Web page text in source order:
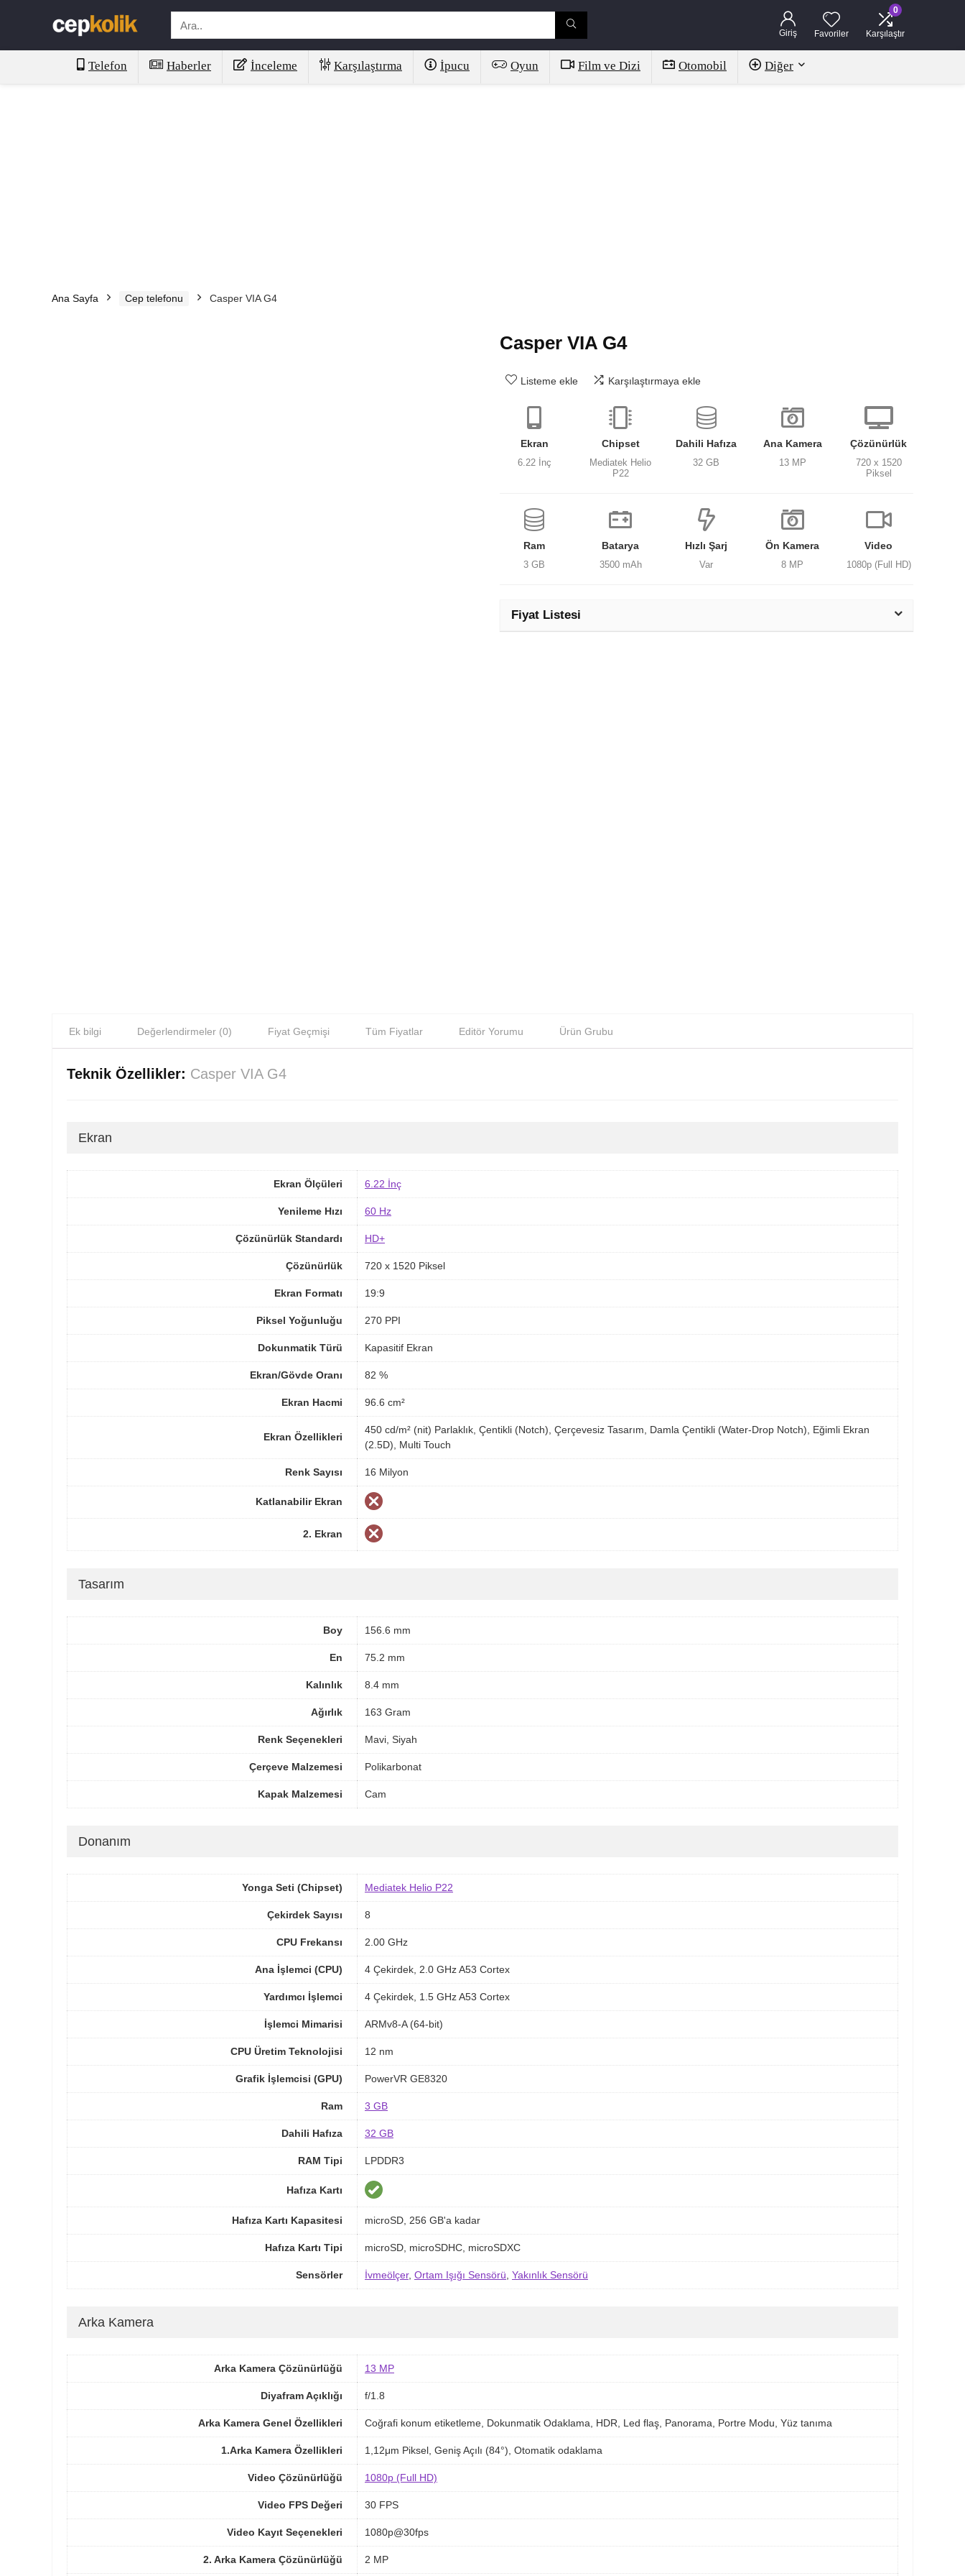
Giriş Favoriler
0
Karşılaştır
Telefon Haberler İnceleme Karşılaştırma İpucu Oyun Film ve Dizi Otomobil Diğer
Ana Sayfa Cep telefonu Casper VIA G4
Casper VIA G4
Listeme ekle Karşılaştırmaya ekle
Ekran
6.22 İnç
Chipset
Mediatek Helio
P22
Dahili Hafıza
32 GB
Ana Kamera
13 MP
Çözünürlük
720 x 1520
Piksel
Ram
3 GB
Batarya
3500 mAh
Hızlı Şarj
Var
Ön Kamera
8 MP
Video
1080p (Full HD)
Fiyat Listesi
Ek bilgi Değerlendirmeler (0) Fiyat Geçmişi Tüm Fiyatlar Editör Yorumu Ürün Grubu
Teknik Özellikler: Casper VIA G4
Ekran
Ekran Ölçüleri 6.22 İnç
Yenileme Hızı 60 Hz
Çözünürlük Standardı HD+
Çözünürlük 720 x 1520 Piksel
Ekran Formatı 19:9
Piksel Yoğunluğu 270 PPI
Dokunmatik Türü Kapasitif Ekran
Ekran/Gövde Oranı 82 %
Ekran Hacmi 96.6 cm²
Ekran Özellikleri
450 cd/m² (nit) Parlaklık, Çentikli (Notch), Çerçevesiz Tasarım, Damla Çentikli (Water-Drop Notch), Eğimli Ekran
(2.5D), Multi Touch
Renk Sayısı 16 Milyon
Katlanabilir Ekran
2. Ekran
Tasarım
Boy 156.6 mm
En 75.2 mm
Kalınlık 8.4 mm
Ağırlık 163 Gram
Renk Seçenekleri Mavi, Siyah
Çerçeve Malzemesi Polikarbonat
Kapak Malzemesi Cam
Donanım
Yonga Seti (Chipset) Mediatek Helio P22
Çekirdek Sayısı 8
CPU Frekansı 2.00 GHz
Ana İşlemci (CPU) 4 Çekirdek, 2.0 GHz A53 Cortex
Yardımcı İşlemci 4 Çekirdek, 1.5 GHz A53 Cortex
İşlemci Mimarisi ARMv8-A (64-bit)
CPU Üretim Teknolojisi 12 nm
Grafik İşlemcisi (GPU) PowerVR GE8320
Ram 3 GB
Dahili Hafıza 32 GB
RAM Tipi LPDDR3
Hafıza Kartı
Hafıza Kartı Kapasitesi microSD, 256 GB'a kadar
Hafıza Kartı Tipi microSD, microSDHC, microSDXC
Sensörler İvmeölçer, Ortam Işığı Sensörü Yakınlık Sensörü
Arka Kamera
Arka Kamera Çözünürlüğü 13 MP
Diyafram Açıklığı f/1.8
Arka Kamera Genel Özellikleri Coğrafi konum etiketleme, Dokunmatik Odaklama, HDR, Led flaş, Panorama, Portre Modu, Yüz tanıma
1.Arka Kamera Özellikleri 1,12μm Piksel, Geniş Açılı (84°), Otomatik odaklama
Video Çözünürlüğü 1080p (Full HD)
Video FPS Değeri 30 FPS
Video Kayıt Seçenekleri 1080p@30fps
2. Arka Kamera Çözünürlüğü 2 MP